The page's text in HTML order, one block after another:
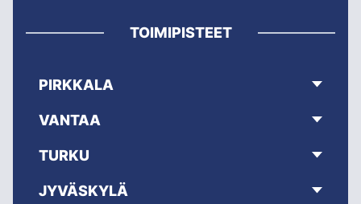
TOIMIPISTEET
PIRKKALA
VANTAA
TURKU
JYVÄSKYLÄ